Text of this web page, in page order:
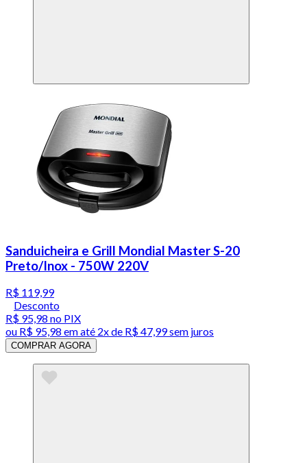
Sanduicheira e Grill Mondial Master S-20
Preto/Inox - 750W 220V
R$ 119,99
Desconto
R$ 95,98 no PIX
ou R$ 95,98 em até 2x de R$ 47,99 sem juros
COMPRAR AGORA